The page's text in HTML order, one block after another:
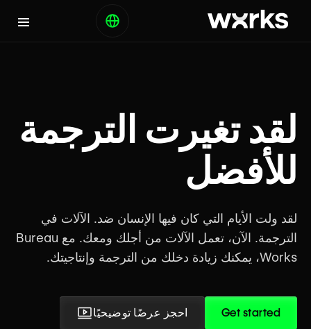
لقد تغيرت الترجمة
للأفضل
لقد ولت الأيام التي كان فيها الإنسان ضد. الآلات في
الترجمة. الآن، تعمل الآلات من أجلك ومعك. مع Bureau
Works، يمكنك زيادة دخلك من الترجمة وإنتاجيتك.
Get started احجز عرضًا توضيحيًا